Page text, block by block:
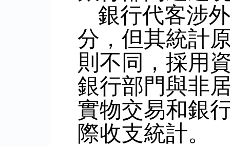
銀行代客涉
分，但其統計
則不同，採用
銀行部門與非
實物交易和銀
際收支統計。